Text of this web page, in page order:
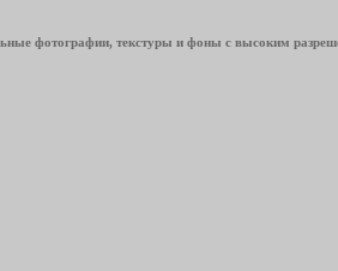
фотографии, текстуры и фоны с высоким